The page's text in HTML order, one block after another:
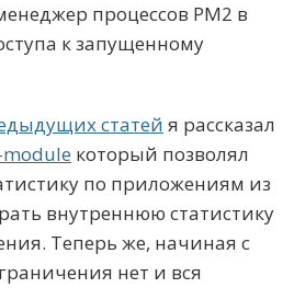
процессов PM2 в
к запущенному
статей я рассказал
который позволял
по приложениям из
внутреннюю статистику
Теперь же, начиная с
нет и вся